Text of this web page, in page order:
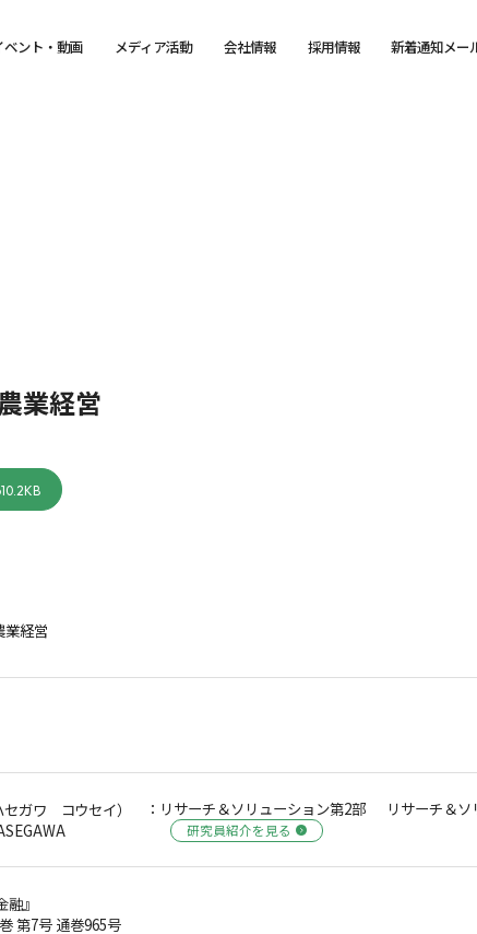
ベント・動画 メディア活動 会社情報 採用情報 新着通知メー
業経営
業経営
ガワ コウセイ）
：リサーチ＆ソリューション第2部 リサーチ＆ソ
研究員紹介を見る
』
第7号 通巻965号